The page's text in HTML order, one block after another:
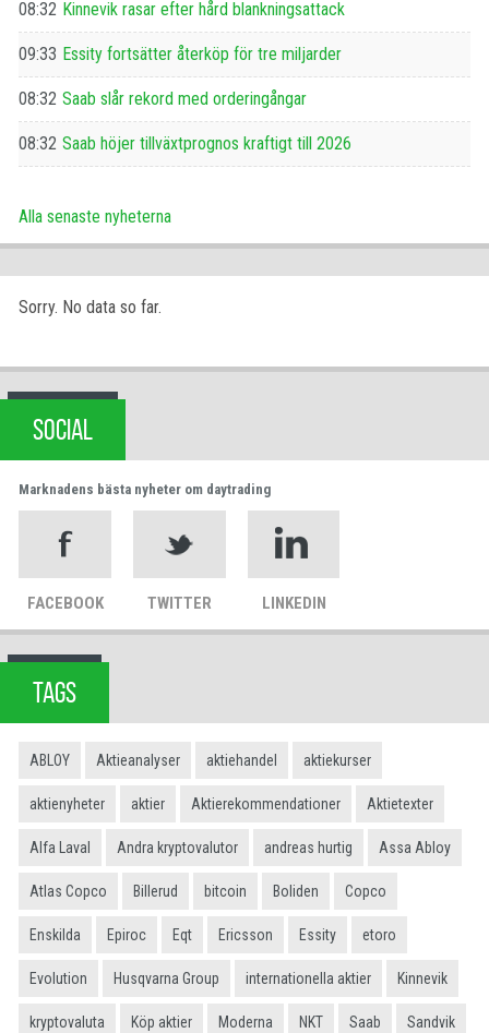
08:32 Kinnevik rasar efter hård blankningsattack
09:33 Essity fortsätter återköp för tre miljarder
08:32 Saab slår rekord med orderingångar
08:32 Saab höjer tillväxtprognos kraftigt till 2026
Alla senaste nyheterna
Sorry. No data so far.
SOCIAL
Marknadens bästa nyheter om daytrading
FACEBOOK TWITTER LINKEDIN
TAGS
ABLOY Aktieanalyser aktiehandel aktiekurser
aktienyheter aktier Aktierekommendationer Aktietexter
Alfa Laval Andra kryptovalutor andreas hurtig Assa Abloy
Atlas Copco Billerud bitcoin Boliden Copco
Enskilda Epiroc Eqt Ericsson Essity etoro
Evolution Husqvarna Group internationella aktier Kinnevik
kryptovaluta Köp aktier Moderna NKT Saab Sandvik